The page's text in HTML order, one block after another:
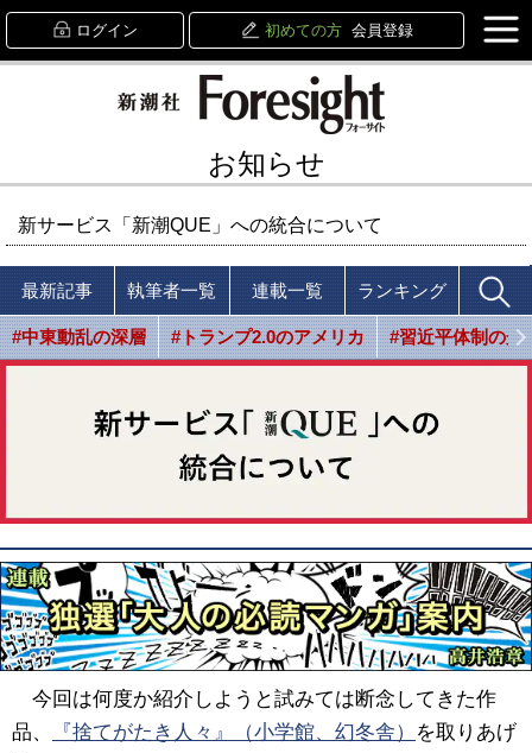
ログイン 初めての方 会員登録
お知らせ
新サービス「新潮QUE」への統合について
最新記事 執筆者一覧 連載一覧 ランキング
#中東動乱の深層 #トランプ2.0のアメリカ #習近平体制の光
今回は何度か紹介しようと試みては断念してきた作
品、
『捨てがたき人々』（小学館、幻冬舎）
を取りあげ